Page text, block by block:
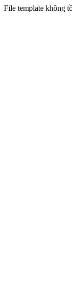
File template không